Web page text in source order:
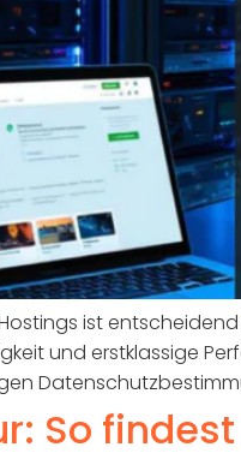
ist
und erstklassige
So